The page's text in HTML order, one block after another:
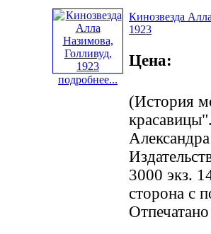
подробнее...
Кинозвезда
1923
Цена:
(История
3000 экз.
сторона с